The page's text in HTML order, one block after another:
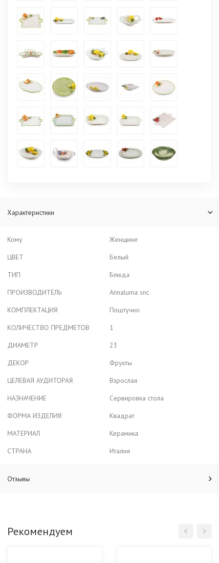
Характеристики
Кому
Женщине
ЦВЕТ
Белый
ТИП
Блюда
ПРОИЗВОДИТЕЛЬ
Annaluma snc
КОМПЛЕКТАЦИЯ
Поштучно
КОЛИЧЕСТВО ПРЕДМЕТОВ
1
ДИАМЕТР
23
ДЕКОР
Фрукты
ЦЕЛЕВАЯ АУДИТОРАЯ
Взрослая
НАЗНАЧЕНИЕ
Сервировка стола
ФОРМА ИЗДЕЛИЯ
Квадрат
МАТЕРИАЛ
Керамика
СТРАНА
Италия
Отзывы
Рекомендуем